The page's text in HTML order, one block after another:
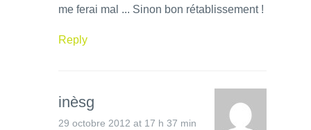
me ferai mal ... Sinon bon rétablissement !
Reply
inèsg
29 octobre 2012 at 17 h 37 min